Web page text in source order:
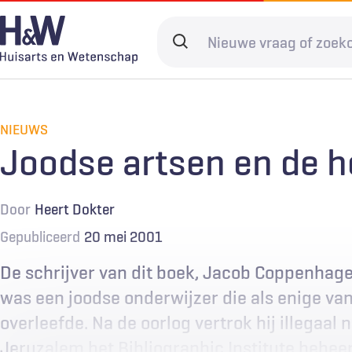
Overslaan
en
naar
gaan
Search
Spoedzorg
Digitale zorg Levenseinde
Abonneren
NIEUWS
Joodse artsen en de
Door Heert Dokter
Gepubliceerd 20 mei 2001
De schrijver van dit boek, Jacob
was een joodse onderwijzer die als enige
overleefde. Na de oorlog vertrok hij illegaal
Jeruzalem het Bibliographic Institute